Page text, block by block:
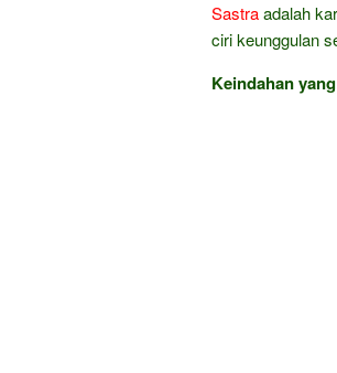
Sastraadalah
ciri keunggulan
Keindahan